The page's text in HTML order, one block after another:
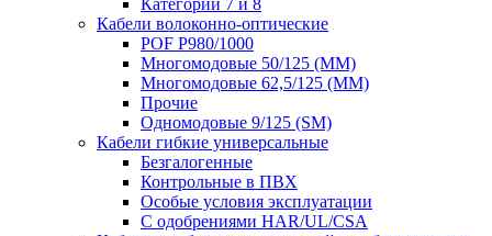
Кабели волоконно-оптические
POF P980/1000
Многомодовые 50/125 (ММ)
Многомодовые 62,5/125 (ММ)
Прочие
Одномодовые 9/125 (SM)
Кабели гибкие универсальные
Безгалогенные
Контрольные в ПВХ
Особые условия эксплуатации
С одобрениями HAR/UL/CSA